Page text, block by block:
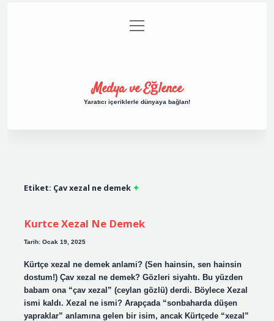
Gizlilik Politikası
menüyü
aç
Medya ve Eğlence
Yaratıcı içeriklerle dünyaya bağlan!
Etiket: Çav xezal ne demek
Kurtce Xezal Ne Demek
Tarih: Ocak 19, 2025
Kürtçe xezal ne demek anlami? (Sen hainsin, sen hainsin
dostum!) Çav xezal ne demek? Gözleri siyahtı. Bu yüzden
babam ona “çav xezal” (ceylan gözlü) derdi. Böylece Xezal
ismi kaldı. Xezal ne ismi? Arapçada “sonbaharda düşen
yapraklar” anlamına gelen bir isim, ancak Kürtçede “xezal”